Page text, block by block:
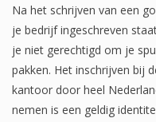
Na het schrijven van een
je bedrijf ingeschreven
je niet gerechtigd om je
pakken. Het inschrijven bij
kantoor door heel
nemen is een geldig